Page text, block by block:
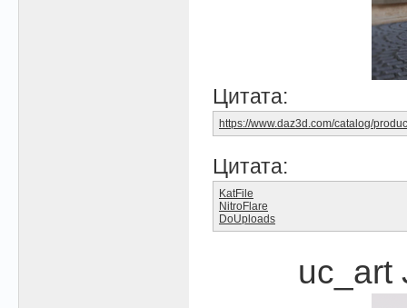
Цитата:
https://www.daz3d.com/catalog/
Цитата:
KatFile
NitroFlare
DoUploads
uc_art